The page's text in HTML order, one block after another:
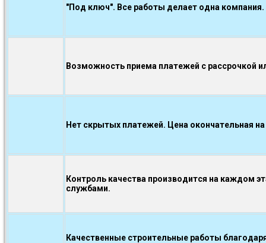
"Под ключ". Все работы делает одна компания.
Возможность приема платежей с рассрочкой
Нет скрытых платежей. Цена окончательная
Контроль качества производится на каждом
службами.
Качественные строительные работы